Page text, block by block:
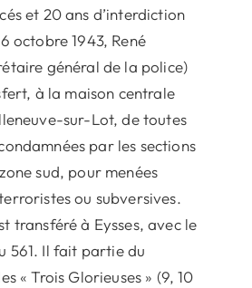
et 20 ans d’interdiction
octobre 1943, René
général de la police)
à la maison centrale
sur-Lot, de toutes
par les sections
sud, pour menées
ou subversives.
transféré à Eysses, avec le
561. Il fait partie du
« Trois Glorieuses » (9, 10